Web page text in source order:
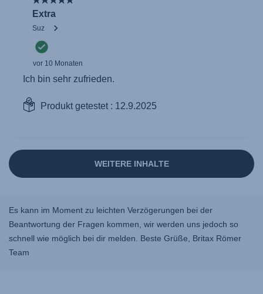
Es kann im Moment zu leichten Verzögerungen bei der
Beantwortung der Fragen kommen, wir werden uns jedoch so
schnell wie möglich bei dir melden. Beste Grüße, Britax Römer
Team